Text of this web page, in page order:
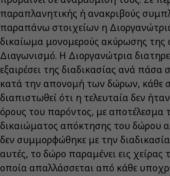
παραπλανητικής ή ανακριβούς
παραπάνω στοιχείων η
δικαίωμα μονομερούς ακύρωσης της
Διαγωνισμό. Η Διοργανώτρια
εξαιρέσει της διαδικασίας ανά πάσα
κατά την απονομή των δώρων, κάθε
διαπιστωθεί ότι η τελευταία δεν
όρους του παρόντος, με αποτέλεσμα
δικαιώματος απόκτησης του δώρου
δεν συμμορφώθηκε με την
αυτές, το δώρο παραμένει εις χείρας
οποία απαλλάσσεται από κάθε